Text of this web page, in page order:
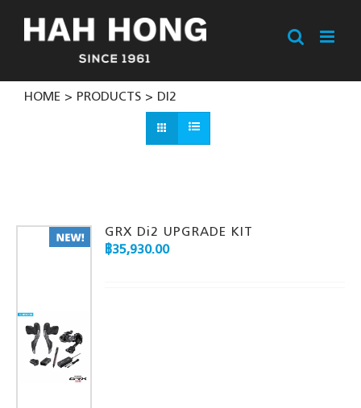
HOME PRODUCTS DI2
GRX Di2 UPGRADE KIT
฿35,930.00